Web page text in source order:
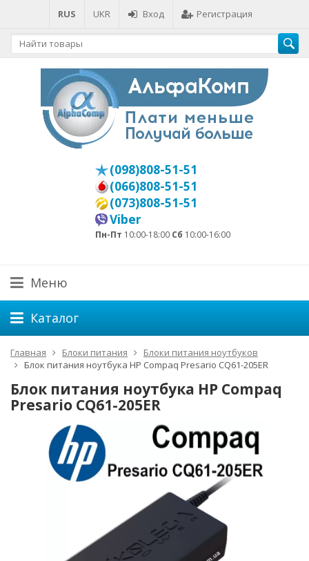
RUS UKR Вход Регистрация
(098)808-51-51
(066)808-51-51
(073)808-51-51
Viber
Пн-Пт 10:00-18:00 Сб 10:00-16:00
Меню
Каталог
Главная Блоки питания
Блоки питания ноутбуков
Блок питания ноутбука HP Compaq Presario CQ61-205ER
Блок питания ноутбука HP Compaq
Presario CQ61-205ER